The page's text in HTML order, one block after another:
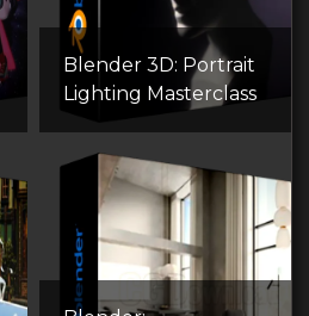
Blender 3D: Portrait
Lighting Masterclass